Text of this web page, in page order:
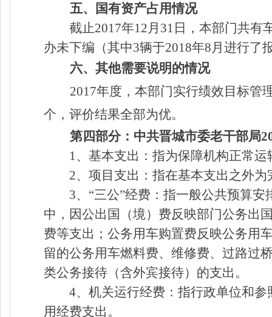
五、国有资产占用情况
截止2017年12月31日，本部门共有
办未下编（其中3辆于2018年8月进行了
六、其他需要说明的情况
2017年度，本部门实行绩效目标管
个，评价结果全部为优。
第四部分：中共晋城市委老干部局
1、基本支出：指为保障机构正常
2、项目支出：指在基本支出之外
3、“三公”经费：指一般公共预算
中，因公出国（境）费反映部门公务出
费等支出；公务用车购置费反映公务用
留的公务用车燃料费、维修费、过路过
类公务接待（含外宾接待）的支出。
4、机关运行经费：指行政单位和
用经费支出。